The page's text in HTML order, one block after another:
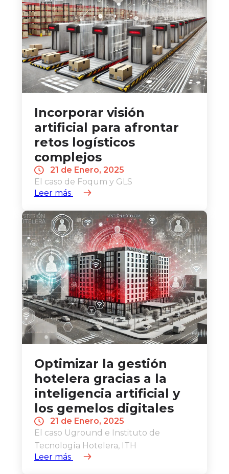
Incorporar visión
artificial para afrontar
retos logísticos
complejos
21 de Enero, 2025
El caso de Foqum y GLS
Leer más
Optimizar la gestión
hotelera gracias a la
inteligencia artificial y
los gemelos digitales
21 de Enero, 2025
El caso Uground e Instituto de
Tecnología Hotelera, ITH
Leer más